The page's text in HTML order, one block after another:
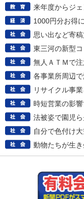
来年度からジ
1000円分お得
思い出など寄
東三河の新型
無人ＡＴＭで
各事業所周辺
リサイクル事
時短営業の影響
法被姿で園児
自分で色付け
動物たちが生き